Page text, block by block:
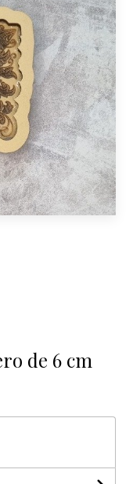
de 6 cm